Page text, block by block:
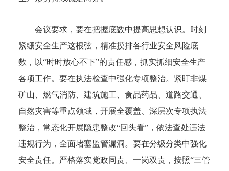
会议要求，要在把握底数中提高思想认识。时刻
紧绷安全生产这根弦，精准摸排各行业安全风险底
数，以“时时放心不下”的责任感，抓实抓细安全生产
各项工作。要在执法检查中强化专项整治。紧盯非煤
矿山、燃气消防、建筑施工、食品药品、道路交通、
自然灾害等重点领域，开展全覆盖、深层次专项执法
整治，常态化开展隐患整改“回头看”，依法查处违法
违规行为，全面堵塞监管漏洞。要在分级分类中强化
安全责任。严格落实党政同责、一岗双责，按照“三管